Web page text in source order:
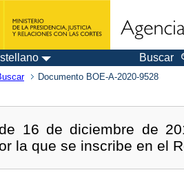
Buscar
Documento BOE-A-2020-9528
16 de diciembre de
la que se inscribe en el